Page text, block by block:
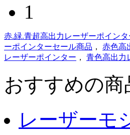
1
赤.緑.青超高出力レーザーポインタ
ーポインターセール商品 ， 赤色高
レーザーポインター ， 青色高出力
おすすめの商
レーザーモ